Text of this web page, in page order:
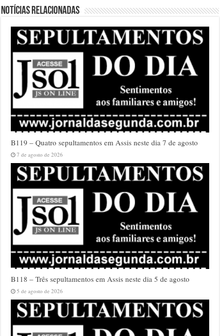
Notícias relacionadas
B119 – Quatro sepultamentos em Assis neste dia 7 de agosto
7 de agosto de 2026
B118 – Três sepultamentos em Assis neste dia 5 de agosto
5 de agosto de 2026